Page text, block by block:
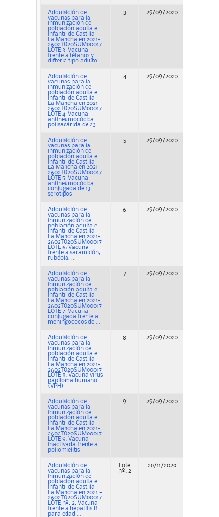
Adquisición de
vacunas para la
inmunización de
población adulta e
infantil de Castilla-
La Mancha en 2021-
2602TO20SUM00017
LOTE 3: Vacuna
frente a tétanos y
difteria tipo adulto
3 29/09/2020
Adquisición de
vacunas para la
inmunización de
población adulta e
infantil de Castilla-
La Mancha en 2021-
2602TO20SUM00017
LOTE 4: Vacuna
antineumocócica
polisacárida de 23 ...
4 29/09/2020
Adquisición de
vacunas para la
inmunización de
población adulta e
infantil de Castilla-
La Mancha en 2021-
2602TO20SUM00017
LOTE 5: Vacuna
antineumocócica
conjugada de 13
serotipos
5 29/09/2020
Adquisición de
vacunas para la
inmunización de
población adulta e
infantil de Castilla-
La Mancha en 2021-
2602TO20SUM00017
LOTE 6: Vacuna
frente a sarampión,
rubéola, ...
6 29/09/2020
Adquisición de
vacunas para la
inmunización de
población adulta e
infantil de Castilla-
La Mancha en 2021-
2602TO20SUM00017
LOTE 7: Vacuna
conjugada frente a
meningococos de ...
7 29/09/2020
Adquisición de
vacunas para la
inmunización de
población adulta e
infantil de Castilla-
La Mancha en 2021-
2602TO20SUM00017
LOTE 8: Vacuna virus
papiloma humano
(VPH)
8 29/09/2020
Adquisición de
vacunas para la
inmunización de
población adulta e
infantil de Castilla-
La Mancha en 2021-
2602TO20SUM00017
LOTE 9: Vacuna
inactivada frente a
poliomielitis
9 29/09/2020
Adquisición de
vacunas para la
inmunización de
población adulta e
infantil de Castilla-
La Mancha en 2021 —
2602TO20SUM00017.
LOTE nº: 2: Vacuna
frente a hepatitis B
para edad ...
Lote
nº: 2
20/11/2020